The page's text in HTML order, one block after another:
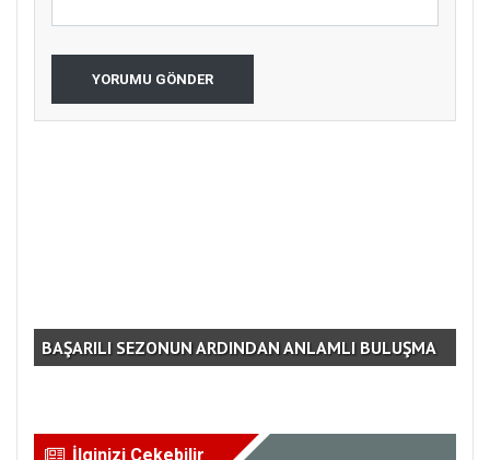
YORUMU GÖNDER
BAŞARILI SEZONUN ARDINDAN ANLAMLI BULUŞMA
İlginizi Çekebilir